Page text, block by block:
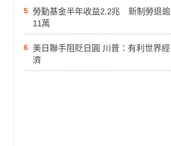
5
勞動基金半年收益2.2兆 新制勞退逾
11萬
6
美日聯手阻貶日圓 川普：有利世界經
濟